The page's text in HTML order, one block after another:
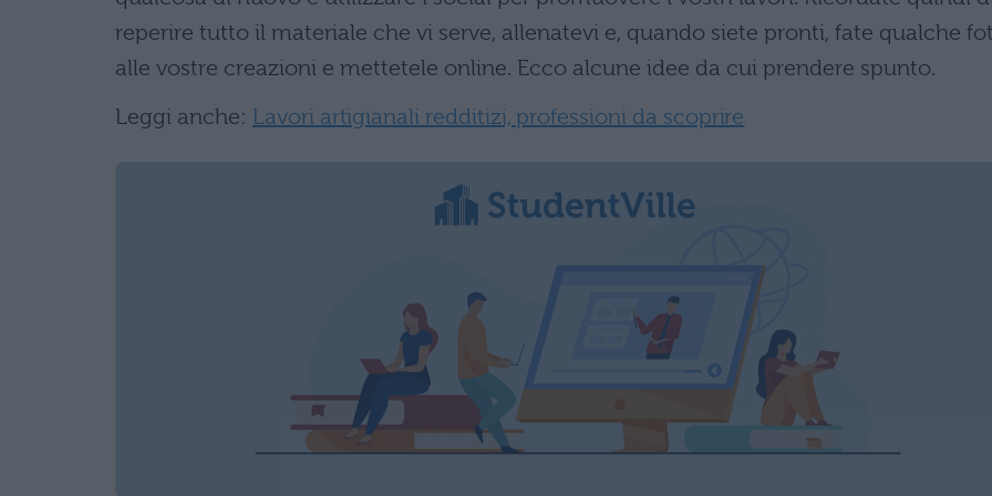
reperire tutto il materiale che vi serve, allenatevi e, quando siete pronti, fate qualche
alle vostre creazioni e mettetele online. Ecco alcune idee da cui prendere spunto.
Leggi anche: Lavori artigianali redditizi, professioni da scoprire